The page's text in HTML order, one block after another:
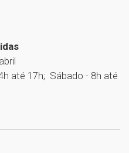
até 17h; Sábado - 8h até